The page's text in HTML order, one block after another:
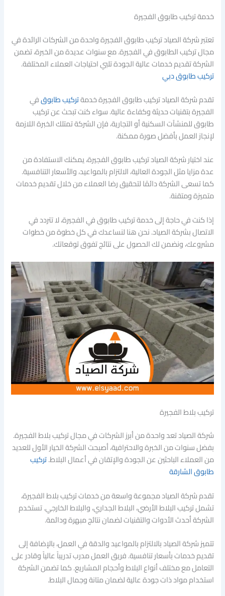
خدمة تركيب طابوق الفجيرة
تعتبر شركة الصياد تركيب طابوق الفجيرة واحدة من الشركات الرائدة في
مجال تركيب الطابوق في الفجيرة. مع سنوات عديدة من الخبرة، تضمن
الشركة تقديم خدمات عالية الجودة تلبي احتياجات العملاء المختلفة.
تركيب طابوق دبي
تقدم شركة الصياد تركيب طابوق الفجيرة خدمةتركيب طابوقفي
الفجيرة بتقنيات حديثة وكفاءة عالية. سواء كنت تبحث عن تركيب
طابوق للمنشآت السكنية أو التجارية، فإن الشركة تمتلك الخبرة اللازمة
لإنجاز العمل بأفضل صورة ممكنة.
عند اختيار شركة الصياد تركيب طابوق الفجيرة، يمكنك الاستفادة من
عدة مزايا مثل الجودة العالية، الالتزام بالمواعيد، والأسعار التنافسية.
كما تسعى الشركة دائمًا لتحقيق رضا العملاء من خلال تقديم خدمات
متميزة ومتقنة.
إذا كنت في حاجة إلى خدمة تركيب طابوق في الفجيرة، لا تتردد في
الاتصال بشركة الصياد. نحن هنا لنساعدك في كل خطوة من خطوات
مشروعك، ونضمن لك الحصول على نتائج تفوق توقعاتك.
تركيب بلاط الفجيرة
شركة الصياد تعد واحدة من أبرز الشركات في مجال تركيب بلاط الفجيرة.
بفضل سنوات من الخبرة والاحترافية، أصبحت الشركة الخيار الأول للعديد
من العملاء الباحثين عن الجودة والإتقان في أعمال البلاط.تركيب
طابوق الشارقة
تقدم شركة الصياد مجموعة واسعة من خدمات تركيب بلاط الفجيرة،
تشمل تركيب البلاط الأرضي، البلاط الجداري، والبلاط الخارجي. تستخدم
الشركة أحدث الأدوات والتقنيات لضمان نتائج مبهرة ودائمة.
تتميز شركة الصياد بالالتزام بالمواعيد والدقة في العمل، بالإضافة إلى
تقديم خدمات بأسعار تنافسية. فريق العمل مدرب تدريباً عالياً وقادر على
التعامل مع مختلف أنواع البلاط وأحجام المشاريع. كما تضمن الشركة
استخدام مواد ذات جودة عالية لضمان متانة وجمال البلاط.